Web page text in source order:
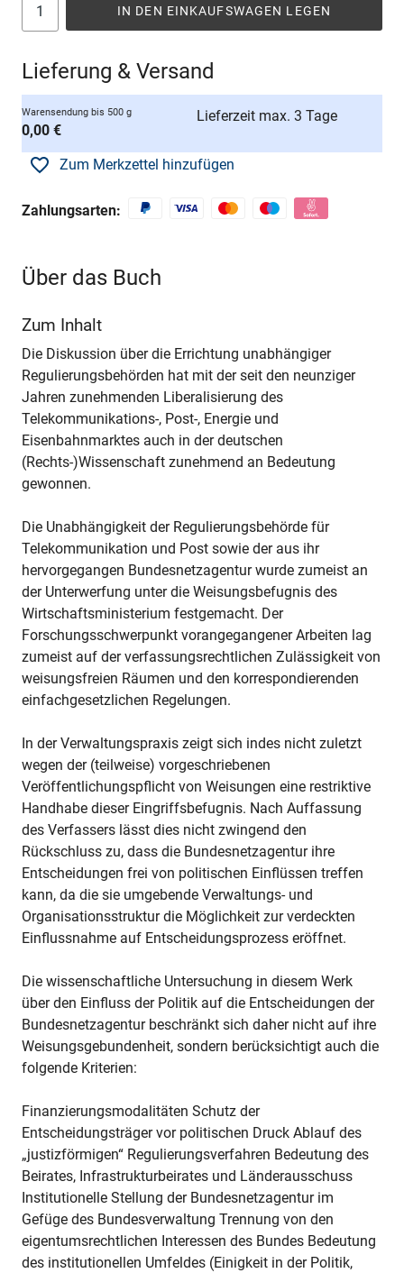
IN DEN EINKAUFSWAGEN LEGEN
Lieferung & Versand
Warensendung bis 500 g
0,00 €
Lieferzeit max. 3 Tage
Zum Merkzettel hinzufügen
Zahlungsarten:
Über das Buch
Zum Inhalt
Die Diskussion über die Errichtung unabhängiger
Regulierungsbehörden hat mit der seit den neunziger
Jahren zunehmenden Liberalisierung des
Telekommunikations-, Post-, Energie und
Eisenbahnmarktes auch in der deutschen
(Rechts-)Wissenschaft zunehmend an Bedeutung
gewonnen.
Die Unabhängigkeit der Regulierungsbehörde für
Telekommunikation und Post sowie der aus ihr
hervorgegangen Bundesnetzagentur wurde zumeist an
der Unterwerfung unter die Weisungsbefugnis des
Wirtschaftsministerium festgemacht. Der
Forschungsschwerpunkt vorangegangener Arbeiten lag
zumeist auf der verfassungsrechtlichen Zulässigkeit von
weisungsfreien Räumen und den korrespondierenden
einfachgesetzlichen Regelungen.
In der Verwaltungspraxis zeigt sich indes nicht zuletzt
wegen der (teilweise) vorgeschriebenen
Veröffentlichungspflicht von Weisungen eine restriktive
Handhabe dieser Eingriffsbefugnis. Nach Auffassung
des Verfassers lässt dies nicht zwingend den
Rückschluss zu, dass die Bundesnetzagentur ihre
Entscheidungen frei von politischen Einflüssen treffen
kann, da die sie umgebende Verwaltungs- und
Organisationsstruktur die Möglichkeit zur verdeckten
Einflussnahme auf Entscheidungsprozess eröffnet.
Die wissenschaftliche Untersuchung in diesem Werk
über den Einfluss der Politik auf die Entscheidungen der
Bundesnetzagentur beschränkt sich daher nicht auf ihre
Weisungsgebundenheit, sondern berücksichtigt auch die
folgende Kriterien:
Finanzierungsmodalitäten Schutz der
Entscheidungsträger vor politischen Druck Ablauf des
„justizförmigen“ Regulierungsverfahren Bedeutung des
Beirates, Infrastrukturbeirates und Länderausschuss
Institutionelle Stellung der Bundesnetzagentur im
Gefüge des Bundesverwaltung Trennung von den
eigentumsrechtlichen Interessen des Bundes Bedeutung
des institutionellen Umfeldes (Einigkeit in der Politik,